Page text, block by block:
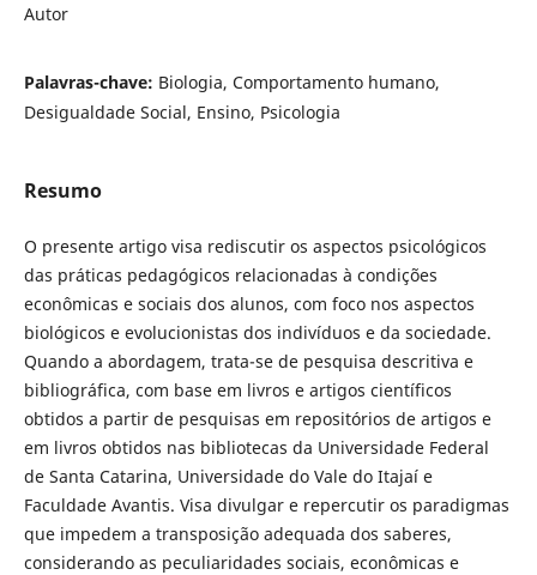
Autor
Palavras-chave: Biologia, Comportamento humano,
Desigualdade Social, Ensino, Psicologia
Resumo
O presente artigo visa rediscutir os aspectos psicológicos
das práticas pedagógicos relacionadas à condições
econômicas e sociais dos alunos, com foco nos aspectos
biológicos e evolucionistas dos indivíduos e da sociedade.
Quando a abordagem, trata-se de pesquisa descritiva e
bibliográfica, com base em livros e artigos científicos
obtidos a partir de pesquisas em repositórios de artigos e
em livros obtidos nas bibliotecas da Universidade Federal
de Santa Catarina, Universidade do Vale do Itajaí e
Faculdade Avantis. Visa divulgar e repercutir os paradigmas
que impedem a transposição adequada dos saberes,
considerando as peculiaridades sociais, econômicas e